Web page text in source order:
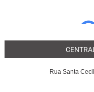
Rua Santa